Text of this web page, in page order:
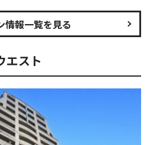
エスト
情報一覧を見る